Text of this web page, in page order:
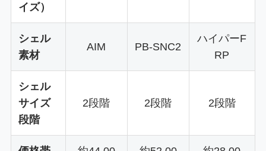
イズ）
シェル
素材
AIM PB-SNC2
ハイパーF
RP
シェル
サイズ
段階
2段階 2段階 2段階